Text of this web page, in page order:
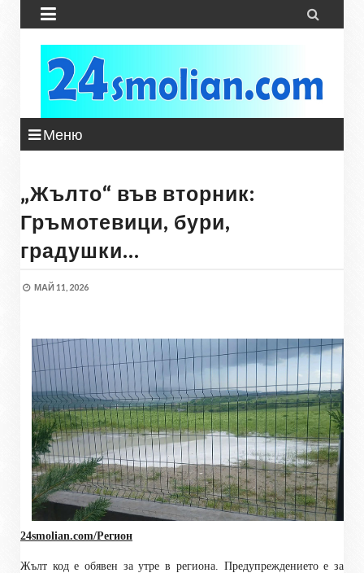
 
Меню
„Жълто“ във вторник:
Гръмотевици, бури,
градушки…
МАЙ 11, 2026
24smolian.com/Регион
Жълт код е обявен за утре в региона. Предупреждението е за